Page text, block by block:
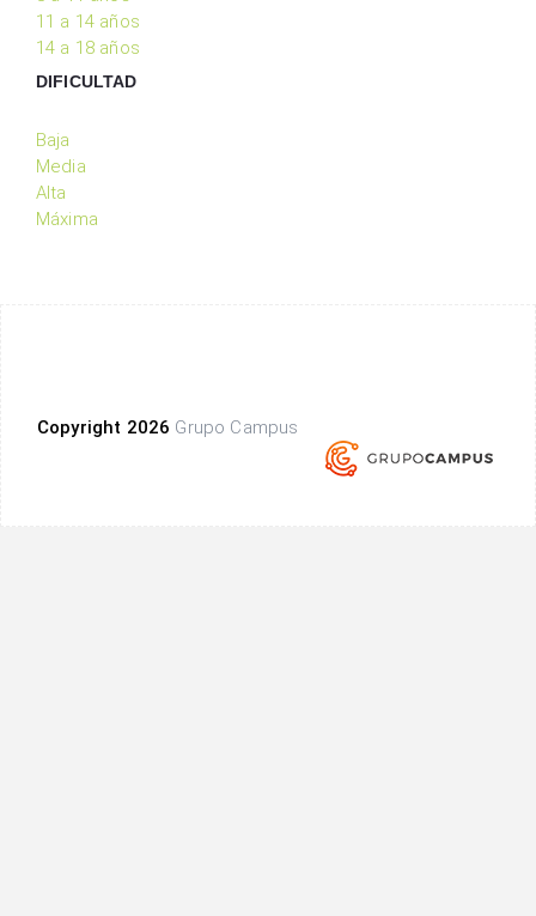
11 a 14 años
14 a 18 años
DIFICULTAD
Baja
Media
Alta
Máxima
Copyright 2026 Grupo Campus